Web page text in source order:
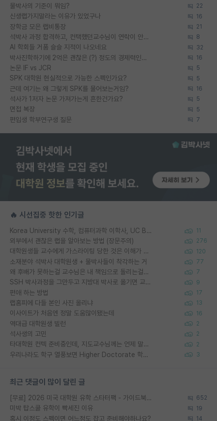
물박사의 기준이 뭐임? 22
신생랩가지말라는 이유가 있었구나 16
장학금 모은 랩비통장 21
석박사 과정 합격하고, 컨택했던교수님이 연락이 안됩니다... 8
AI 학회들 거품 슬슬 지적이 나오네요 32
박사진학하기에 2억은 괜찮은 (?) 정도의 경제력인가요 16
논문 IF vs JCR 5
SPK 대학원 현실적으로 가능한 스펙인가요? 5
근데 여기는 왜 그렇게 SPK를 물어보는거임? 16
석사가 1저자 논문 가져가는게 흔한건가요? 5
면접 복장 5
편입생 학부연구생 질문 7
🔥 시선집중 핫한 인기글
Korea University 수학, 컴퓨터과학 이학사, UC Berkeley 산업공학 대학원 공학박사가 되는 것은 쉽지 않겠죠? 11
외부에서 괜찮은 랩을 알아보는 방법 (장문주의) 276
대학원생들 교수에게 가스라이팅 당한 것은 이해가 갑니다. 안타깝네요. 120
소재분야 석박사 대학원생 + 물박사들이 착각하는 거 77
왜 후배가 못하는걸 교수님은 내 책임으로 돌리는걸까요? 7
SSH 박사과정을 그만두고 지방대 박사로 옮기면 교수의 꿈은 끝일까요? 9
편애 하는 방법 17
랩홈피에 다들 본인 사진 올리냐 13
이사이트가 처음엔 정말 도움많이됐는데 16
역대급 대학원생 빌런 2
석사생의 고민 2
타대학원 컨텍 준비중인데, 지도교수님께는 언제 말씀드려야 할까요? 2
우리나라도 학구 열풍보면 Higher Doctorate 학위가 필요하다고 봅니다. 3
최근 댓글이 많이 달린 글
[무료] 2026 미국 대학원 유학 스타터팩 - 가이드북 & 합격자 컨택메일 템플릿 652
미박 탑스쿨 유학이 빡세진 이유 19
혹시 이정도 스펙이면 어느정도 잡고 준비해야하나요? 14